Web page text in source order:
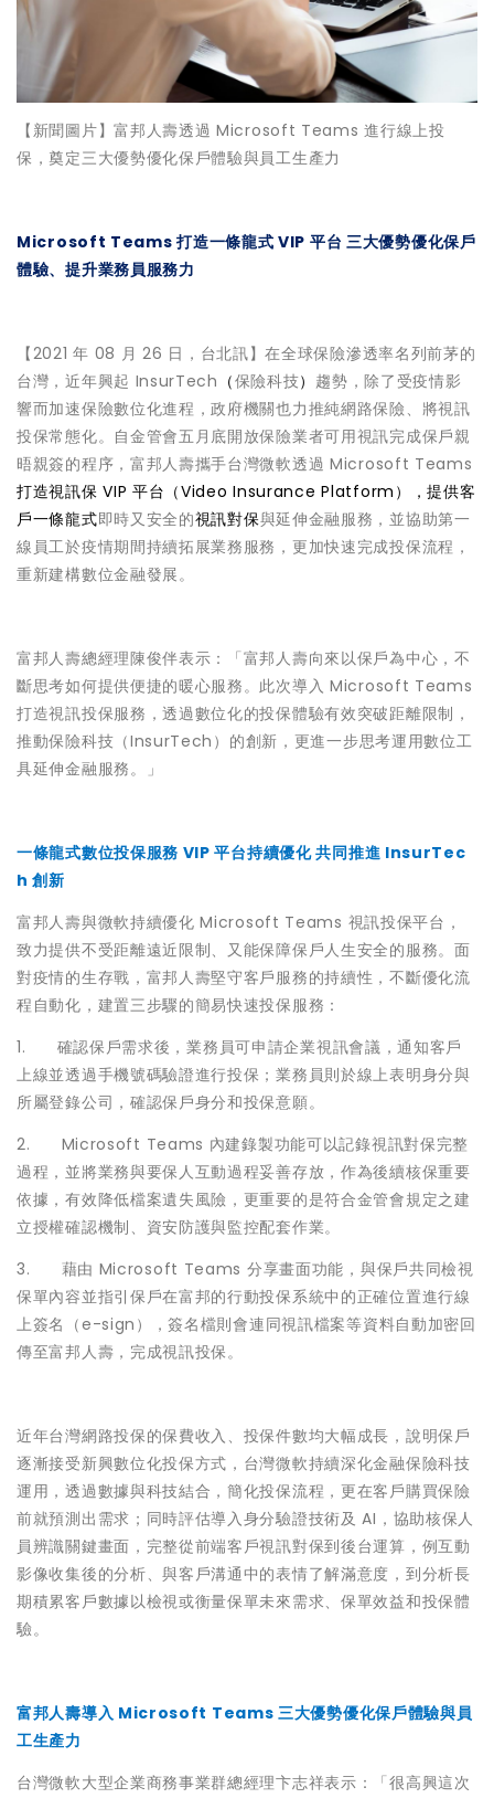
【新聞圖片】富邦人壽透過 Microsoft Teams 進行線上投
保，奠定三大優勢優化保戶體驗與員工生產力
Microsoft Teams 打造一條龍式 VIP 平台 三大優勢優化保戶
體驗、提升業務員服務力
【2021 年 08 月 26 日，台北訊】在全球保險滲透率名列前茅的
台灣，近年興起 InsurTech （保險科技） 趨勢，除了受疫情影
響而加速保險數位化進程，政府機關也力推純網路保險、將視訊
投保常態化。自金管會五月底開放保險業者可用視訊完成保戶親
晤親簽的程序，富邦人壽攜手台灣微軟透過 Microsoft Teams
打造視訊保 VIP 平台（Video Insurance Platform），提供客
戶一條龍式即時又安全的視訊對保與延伸金融服務，並協助第一
線員工於疫情期間持續拓展業務服務，更加快速完成投保流程，
重新建構數位金融發展。
富邦人壽總經理陳俊伴表示：「富邦人壽向來以保戶為中心，不
斷思考如何提供便捷的暖心服務。此次導入 Microsoft Teams
打造視訊投保服務，透過數位化的投保體驗有效突破距離限制，
推動保險科技（InsurTech）的創新，更進一步思考運用數位工
具延伸金融服務。」
一條龍式數位投保服務 VIP 平台持續優化 共同推進 InsurTec
h 創新
富邦人壽與微軟持續優化 Microsoft Teams 視訊投保平台，
致力提供不受距離遠近限制、又能保障保戶人生安全的服務。面
對疫情的生存戰，富邦人壽堅守客戶服務的持續性，不斷優化流
程自動化，建置三步驟的簡易快速投保服務：
1. 確認保戶需求後，業務員可申請企業視訊會議，通知客戶
上線並透過手機號碼驗證進行投保；業務員則於線上表明身分與
所屬登錄公司，確認保戶身分和投保意願。
2. Microsoft Teams 內建錄製功能可以記錄視訊對保完整
過程，並將業務與要保人互動過程妥善存放，作為後續核保重要
依據，有效降低檔案遺失風險，更重要的是符合金管會規定之建
立授權確認機制、資安防護與監控配套作業。
3. 藉由 Microsoft Teams 分享畫面功能，與保戶共同檢視
保單內容並指引保戶在富邦的行動投保系統中的正確位置進行線
上簽名（e-sign），簽名檔則會連同視訊檔案等資料自動加密回
傳至富邦人壽，完成視訊投保。
近年台灣網路投保的保費收入、投保件數均大幅成長，說明保戶
逐漸接受新興數位化投保方式，台灣微軟持續深化金融保險科技
運用，透過數據與科技結合，簡化投保流程，更在客戶購買保險
前就預測出需求；同時評估導入身分驗證技術及 AI，協助核保人
員辨識關鍵畫面，完整從前端客戶視訊對保到後台運算，例互動
影像收集後的分析、與客戶溝通中的表情了解滿意度，到分析長
期積累客戶數據以檢視或衡量保單未來需求、保單效益和投保體
驗。
富邦人壽導入 Microsoft Teams 三大優勢優化保戶體驗與員
工生產力
台灣微軟大型企業商務事業群總經理卞志祥表示：「很高興這次